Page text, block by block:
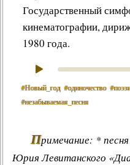
Государственный
кинематографии,
1980 года.
#Новый_год #одиночество
#незабываемая_песня
Примечание: *
Юрия Левитанского